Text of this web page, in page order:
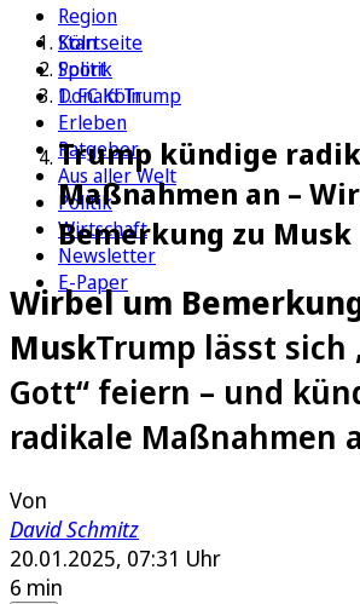
Region
Köln
Sport
1. FC Köln
Erleben
Ratgeber
Aus aller Welt
Politik
Wirtschaft
Newsletter
E-Paper
Startseite
Politik
Donald Trump
Trump kündige
Maßnahmen an –
Bemerkung zu Musk
Wirbel um
MuskTrump lässt sich
Gott“ feiern – und
radikale Maßnahmen
Von
David Schmitz
20.01.2025, 07:31 Uhr
6 min